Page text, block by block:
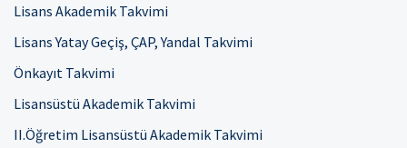
Lisans Akademik Takvimi
Lisans Yatay Geçiş, ÇAP, Yandal Takvimi
Önkayıt Takvimi
Lisansüstü Akademik Takvimi
II.Öğretim Lisansüstü Akademik Takvimi